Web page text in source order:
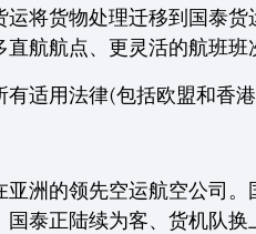
将货物处理迁移到国泰
航航点、更灵活的航班
适用法律(包括欧盟和香
洲的领先空运航空公司
泰正陆续为客、货机队